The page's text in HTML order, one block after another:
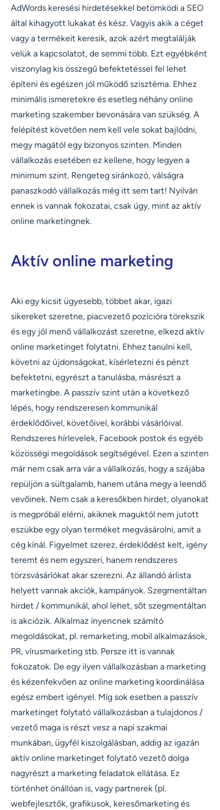
AdWords keresési hirdetésekkel betömködi a SEO
által kihagyott lukakat és kész. Vagyis akik a céget
vagy a termékeit keresik, azok azért megtalálják
velük a kapcsolatot, de semmi több. Ezt egyébként
viszonylag kis összegű befektetéssel fel lehet
építeni és egészen jól működő szisztéma. Ehhez
minimális ismeretekre és esetleg néhány online
marketing szakember bevonására van szükség. A
felépítést követően nem kell vele sokat bajlódni,
megy magától egy bizonyos szinten. Minden
vállalkozás esetében ez kellene, hogy legyen a
minimum szint. Rengeteg siránkozó, válságra
panaszkodó vállalkozás még itt sem tart! Nyilván
ennek is vannak fokozatai, csak úgy, mint az aktív
online marketingnek.
Aktív online marketing
Aki egy kicsit ügyesebb, többet akar, igazi
sikereket szeretne, piacvezető pozícióra törekszik
és egy jól menő vállalkozást szeretne, elkezd aktív
online marketinget folytatni. Ehhez tanulni kell,
követni az újdonságokat, kísérletezni és pénzt
befektetni, egyrészt a tanulásba, másrészt a
marketingbe. A passzív szint után a következő
lépés, hogy rendszeresen kommunikál
érdeklődőivel, követőivel, korábbi vásárlóival.
Rendszeres hírlevelek, Facebook postok és egyéb
közösségi megoldások segítségével. Ezen a szinten
már nem csak arra vár a vállalkozás, hogy a szájába
repüljön a sültgalamb, hanem utána megy a leendő
vevőinek. Nem csak a keresőkben hirdet, olyanokat
is megpróbál elérni, akiknek maguktól nem jutott
eszükbe egy olyan terméket megvásárolni, amit a
cég kínál. Figyelmet szerez, érdeklődést kelt, igény
teremt és nem egyszeri, hanem rendszeres
törzsvásárlókat akar szerezni. Az állandó árlista
helyett vannak akciók, kampányok. Szegmentáltan
hirdet / kommunikál, ahol lehet, sőt szegmentáltan
is akciózik. Alkalmaz ínyencnek számító
megoldásokat, pl. remarketing, mobil alkalmazások,
PR, vírusmarketing stb. Persze itt is vannak
fokozatok. De egy ilyen vállalkozásban a marketing
és kézenfekvően az online marketing koordinálása
egész embert igényel. Míg sok esetben a passzív
marketinget folytató vállalkozásban a tulajdonos /
vezető maga is részt vesz a napi szakmai
munkában, ügyfél kiszolgálásban, addig az igazán
aktív online marketinget folytató vezető dolga
nagyrészt a marketing feladatok ellátása. Ez
történhet önállóan is, vagy partnerek (pl.
webfejlesztők, grafikusok, keresőmarketing és